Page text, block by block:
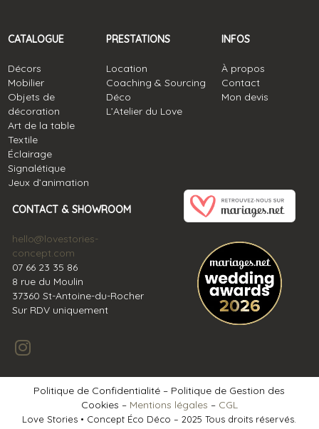
CATALOGUE
Décors
Mobilier
Objets de
décoration
Art de la table
Textile
Éclairage
Signalétique
Jeux d’animation
PRESTATIONS
Location
Coaching & Sourcing
Déco
L’Atelier du Love
INFOS
À propos
Contact
Mon devis
CONTACT & SHOWROOM
hello@lovestories-
concept.com
07 66 23 35 86
8 rue du Moulin
37360 St-Antoine-du-Rocher
Sur RDV uniquement
Politique de Confidentialité – Politique de Gestion des
Cookies – Mentions légales – CGL
Love Stories • Concept Éco Déco – 2025 Tous droits réservés.